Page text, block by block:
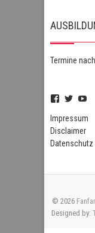
Termine
Profil
auf
Facebook
anzeigen
Profil
auf
Twitter
Impressum
Disclaimer
Datenschutz
© 2026
Designed by: